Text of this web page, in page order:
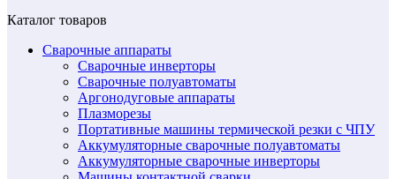
Каталог товаров
Сварочные аппараты
Сварочные инверторы
Сварочные полуавтоматы
Аргонодуговые аппараты
Плазморезы
Портативные машины термической резки с ЧПУ
Аккумуляторные сварочные полуавтоматы
Аккумуляторные сварочные инверторы